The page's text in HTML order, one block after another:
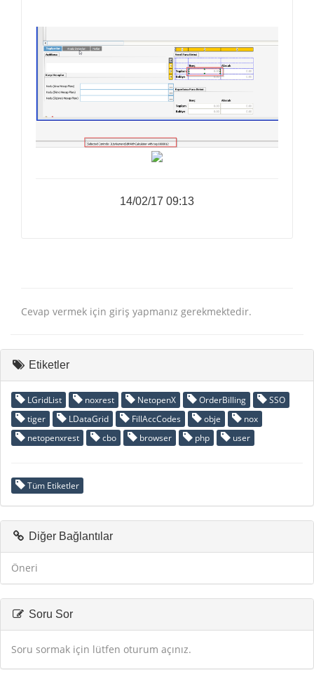
14/02/17 09:13
Cevap vermek için giriş yapmanız gerekmektedir.
Etiketler
LGridList noxrest NetopenX OrderBilling
SSO
tiger
LDataGrid FillAccCodes obje
nox
netopenxrest
cbo browser php user
Tüm Etiketler
Diğer Bağlantılar
Öneri
Soru Sor
Soru sormak için lütfen oturum açınız.